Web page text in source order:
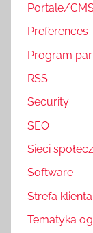
Portale/
Preferences
Program
RSS
Security
SEO
Sieci
Software
Strefa klienta
Tematyka